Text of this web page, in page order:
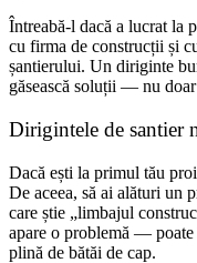
Întreabă-l dacă a lucrat la
cu firma de construcții și
șantierului. Un diriginte
găsească soluții — nu
Dirigintele de santier
Dacă ești la primul tău
De aceea, să ai alături un
care știe „limbajul
apare o problemă —
plină de bătăi de cap.